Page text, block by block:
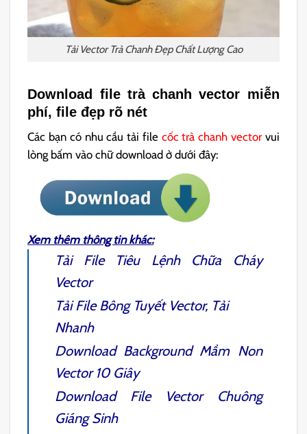
Tải Vector Trà Chanh Đẹp Chất Lượng Cao
Download file trà chanh vector miễn
phí, file đẹp rõ nét
Các bạn có nhu cầu tải file cốc trà chanh vectorvui
lòng bấm vào chữ download ở dưới đây:
Xem thêm thông tin khác:
Tải File
Tiêu Lệnh Chữa Cháy
Vector
Tải FileBông Tuyết Vector, Tải
Nhanh
Download Background Mầm Non
Vector10 Giây
Download File Vector Chuông
Giáng Sinh